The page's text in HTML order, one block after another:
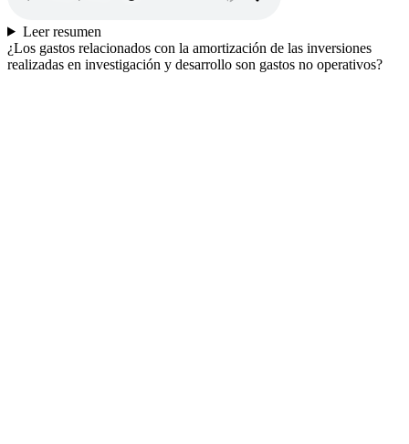
Leer resumen
¿Los gastos relacionados con la amortización de las inversiones
realizadas en investigación y desarrollo son gastos no operativos?